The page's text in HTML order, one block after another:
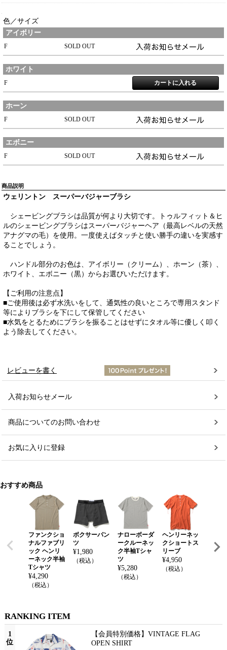
色／サイズ
アイボリー
F SOLD OUT
ホワイト
F
ホーン
F SOLD OUT
エボニー
F SOLD OUT
商品説明
ウェリントン スーパーバジャーブラシ
シェービングブラシは品質が何より大切です。トゥルフィット＆ヒ
ルのシェービングブラシはスーパーバジャーヘア（最高レベルの天然
アナグマの毛）を使用。一度使えばタッチと使い勝手の違いを実感す
ることでしょう。
ハンドル部分のお色は、アイボリー（クリーム）、ホーン（茶）、
ホワイト、エボニー（黒）からお選びいただけます。
【ご利用の注意点】
■ご使用後は必ず水洗いをして、通気性の良いところで専用スタンド
等によりブラシを下にして保管してください
■水気をとるためにブラシを振ることはせずにタオル等に優しく叩く
よう除去してください。
レビューを書く
入荷お知らせメール
商品についてのお問い合わせ
お気に入りに登録
おすすめ商品
ファンクショ
ナルファブリ
ック ヘンリ
ーネック半袖
Tシャツ
¥4,290
（税込）
ボクサーパン
ツ
¥1,980
（税込）
ナローボーダ
ークルーネッ
ク半袖Tシャ
ツ
¥5,280
（税込）
ヘンリーネッ
クショートス
リーブ
¥4,950
（税込）
ウェ
レザー
RANKING ITEM
1
位
【会員特別価格】VINTAGE FLAG
OPEN SHIRT